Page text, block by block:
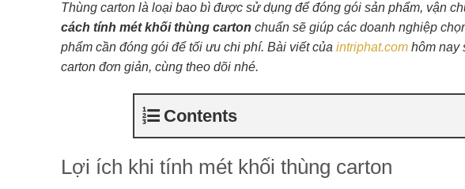
Thùng carton là loại bao bì được sử dụng để đóng gói sản phẩm, vận
cách tính mét khối thùng carton chuẩn sẽ giúp các doanh nghiệp
phẩm cần đóng gói để tối ưu chi phí. Bài viết của intriphat.com hôm nay
carton đơn giản, cùng theo dõi nhé.
Contents
Lợi ích khi tính mét khối thùng carton